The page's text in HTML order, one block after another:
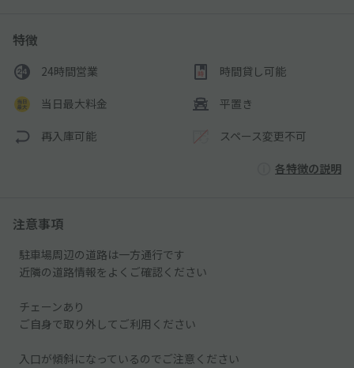
特徴
24時間営業 時間貸し可能
当日最大料金 平置き
再入庫可能 スペース変更不可
各特徴の説明
注意事項
駐車場周辺の道路は一方通行です
近隣の道路情報をよくご確認ください
チェーンあり
ご自身で取り外してご利用ください
入口が傾斜になっているのでご注意ください